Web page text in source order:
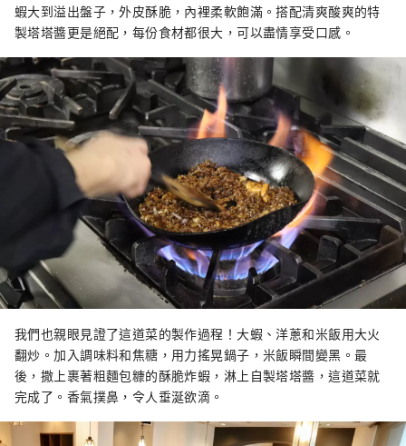
蝦大到溢出盤子，外皮酥脆，內裡柔軟飽滿。搭配清爽酸爽的特
製塔塔醬更是絕配，每份食材都很大，可以盡情享受口感。
我們也親眼見證了這道菜的製作過程！大蝦、洋蔥和米飯用大火
翻炒。加入調味料和焦糖，用力搖晃鍋子，米飯瞬間變黑。最
後，撒上裹著粗麵包糠的酥脆炸蝦，淋上自製塔塔醬，這道菜就
完成了。香氣撲鼻，令人垂涎欲滴。